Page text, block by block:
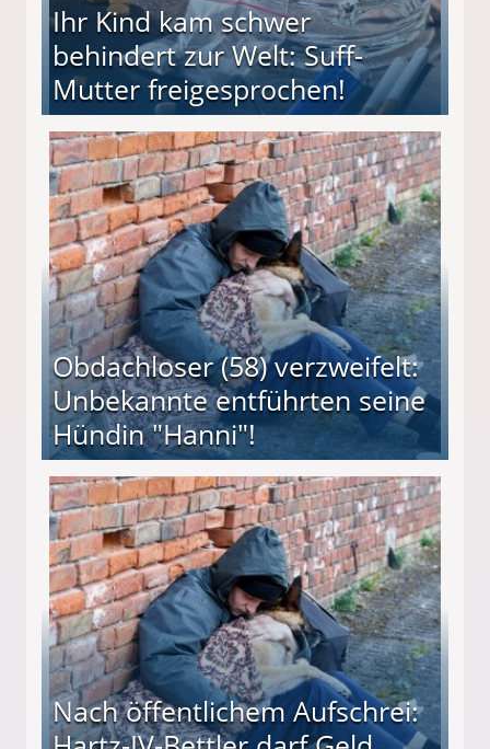
Ihr Kind kam schwer
behindert zur Welt: Suff-
Mutter freigesprochen!
Mutter freigesprochen!
Obdachloser (58) verzweifelt:
Unbekannte entführten seine
Hündin "Hanni"!
entführten seine Hündin "Hanni"!
Nach öffentlichem Aufschrei: